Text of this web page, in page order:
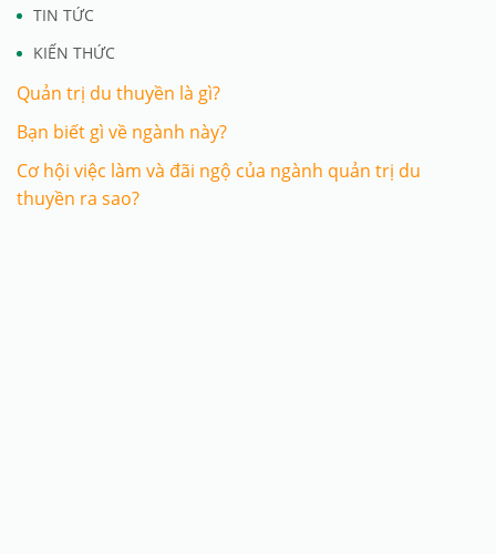
TIN TỨC
KIẾN THỨC
Quản trị du thuyền là gì?
Bạn biết gì về ngành này?
Cơ hội việc làm và đãi ngộ của ngành quản trị du
thuyền ra sao?